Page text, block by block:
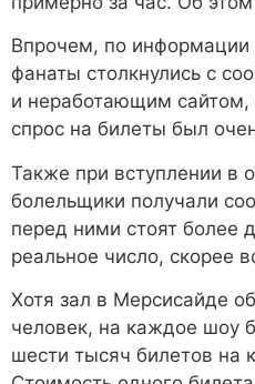
Впрочем, по информации
фанаты столкнулись с
и неработающим сайтом,
спрос на билеты был
Также при вступлении в
болельщики получали
перед ними стоят более
реальное число, скорее
Хотя зал в Мерсисайде
человек, на каждое шоу
шести тысяч билетов на